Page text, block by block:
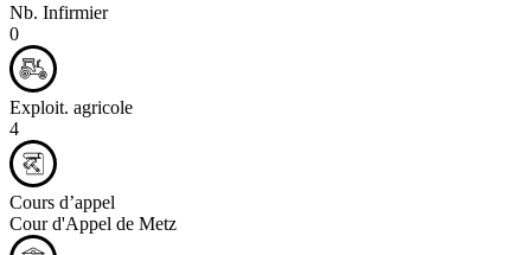
Nb. Infirmier
0
Exploit. agricole
4
Cours d’appel
Cour d'Appel de Metz